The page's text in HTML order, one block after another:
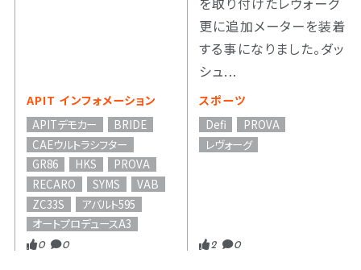
APIT インフォメーション
APITデモカー
BRIDE
CAEウルトラシフター
GR86
HKS
PROVA
RECARO
SYMS
VAB
ZC33S
アバルト595
オートプロデュースA3
0 0
更に追加メーターを装着
する事になりました。ダッ
シュ...
スポーツ
Defi
PROVA
レヴォーグ
2 0